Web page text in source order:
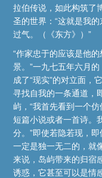
拉伯传说，如此构筑了
圣的世界：“这就是我
过气。（《东方》）”
“作家忠于的应该是他
景。”一九七五年六月
成了“现实”的对立面，
寻找自我的一条通道，
屿，“我首先看到一个
短篇小说或者一首诗。
分。”即使若隐若现，
一定是独一无二的，就
来说，岛屿带来的归宿
诱惑，它甚至可以是情